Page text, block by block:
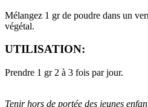
Mélangez 1 gr de poudre dans un
végétal.
UTILISATION:
Prendre 1 gr 2 à 3 fois par jour.
Tenir hors de portée des jeunes